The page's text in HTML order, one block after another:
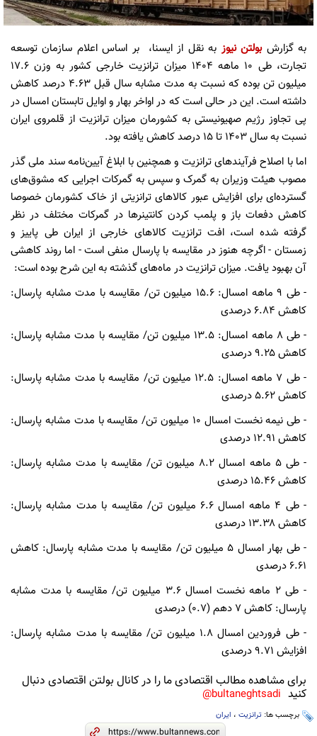
به گزارشبولتن نیوز به نقل از ایسنا، بر اساس اعلام سازمان توسعه
تجارت، طی ۱۰ ماهه ۱۴۰۴ میزان ترانزیت خارجی کشور به وزن ۱۷.۶
میلیون تن بوده که نسبت به مدت مشابه سال قبل ۴.۶۳ درصد کاهش
داشته است. این در حالی است که در اواخر بهار و اوایل تابستان امسال در
پی تجاوز رژیم صهیونیستی به کشورمان میزان ترانزیت از قلمروی ایران
نسبت به سال ۱۴۰۳ تا ۱۵ درصد کاهش یافته بود.
اما با اصلاح فرآیندهای ترانزیت و همچنین با ابلاغ آیین‌نامه سند ملی گذر
مصوب هیئت وزیران به گمرک و سپس به گمرکات اجرایی که مشوق‌های
گسترده‌ای برای افزایش عبور کالاهای ترانزیتی از خاک کشورمان خصوصا
کاهش دفعات باز و پلمب کردن کانتینرها در گمرکات مختلف در نظر
گرفته شده است، افت ترانزیت کالاهای خارجی از ایران طی پاییز و
زمستان - اگرچه هنوز در مقایسه با پارسال منفی است - اما روند کاهشی
آن بهبود یافت. میزان ترانزیت در ماه‌های گذشته به این شرح بوده است:
- طی ۹ ماهه امسال: ۱۵.۶ میلیون تن/ مقایسه با مدت مشابه پارسال:
کاهش ۶.۸۴ درصدی
- طی ۸ ماهه امسال: ۱۳.۵ میلیون تن/ مقایسه با مدت مشابه پارسال:
کاهش ۹.۲۵ درصدی
- طی ۷ ماهه امسال: ۱۲.۵ میلیون تن/ مقایسه با مدت مشابه پارسال:
کاهش ۵.۶۲ درصدی
- طی نیمه نخست امسال ۱۰ میلیون تن/ مقایسه با مدت مشابه پارسال:
کاهش ۱۲.۹۱ درصدی
- طی ۵ ماهه امسال ۸.۲ میلیون تن/ مقایسه با مدت مشابه پارسال:
کاهش ۱۵.۴۶ درصدی
- طی ۴ ماهه امسال ۶.۶ میلیون تن/ مقایسه با مدت مشابه پارسال:
کاهش ۱۳.۳۸ درصدی
- طی بهار امسال ۵ میلیون تن/ مقایسه با مدت مشابه پارسال: کاهش
۶.۶۱ درصدی
- طی ۲ ماهه نخست امسال ۳.۶ میلیون تن/ مقایسه با مدت مشابه
پارسال: کاهش ۷ دهم (۰.۷) درصدی
- طی فروردین امسال ۱.۸ میلیون تن/ مقایسه با مدت مشابه پارسال:
افزایش ۹.۷۱ درصدی
برای مشاهده مطالب اقتصادی ما را در کانال بولتن اقتصادی دنبال
کنید bultaneghtsadi@
برچسب ها: ترانزیت ، ایران